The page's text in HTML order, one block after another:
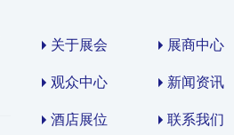
关于展会 展商中心
观众中心 新闻资讯
酒店展位 联系我们